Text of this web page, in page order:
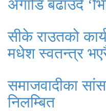
अगाडि बढाउँदै
सीके राउतको
मधेश स्वतन्त्र
समाजवादीका
निलम्बित